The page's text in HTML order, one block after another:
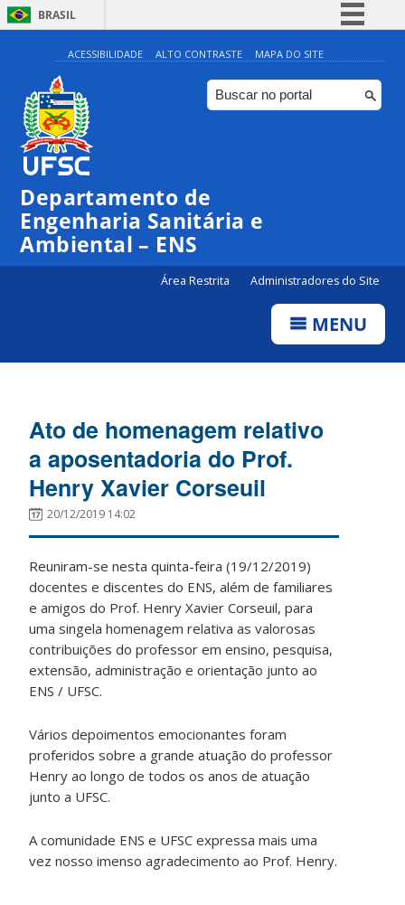
BRASIL
Simplifique!
Comunica BR
Participe
ACESSIBILIDADE ALTO CONTRASTE MAPA DO SITE
Departamento de
Engenharia Sanitária e
Ambiental – ENS
Área Restrita Administradores do Site
MENU
Ato de homenagem relativo
a aposentadoria do Prof.
Henry Xavier Corseuil
20/12/2019 14:02
Reuniram-se nesta quinta-feira (19/12/2019)
docentes e discentes do ENS, além de familiares
e amigos do Prof. Henry Xavier Corseuil, para
uma singela homenagem relativa as valorosas
contribuições do professor em ensino, pesquisa,
extensão, administração e orientação junto ao
ENS / UFSC.
Vários depoimentos emocionantes foram
proferidos sobre a grande atuação do professor
Henry ao longo de todos os anos de atuação
junto a UFSC.
A comunidade ENS e UFSC expressa mais uma
vez nosso imenso agradecimento ao Prof. Henry.